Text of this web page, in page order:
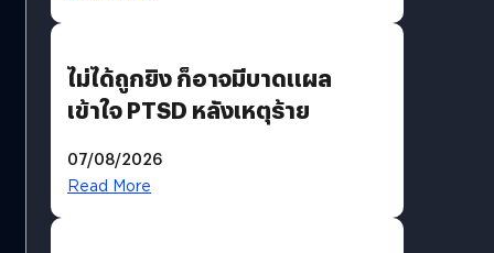
ไม่ได้ถูกยิง ก็อาจมีบาดแผล
เข้าใจ PTSD หลังเหตุร้าย
07/08/2026
Read More